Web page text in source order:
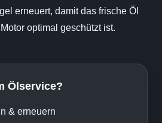
erneuert, damit das frische Öl
optimal geschützt ist.
Ölservice?
& erneuern